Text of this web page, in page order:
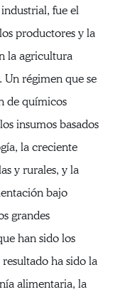
fue el
productores y la
la agricultura
régimen que se
de químicos
insumos basados
la creciente
y rurales, y la
bajo
grandes
han sido los
ha sido la
alimentaria, la